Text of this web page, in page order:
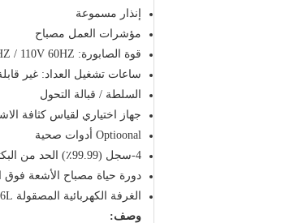
إنذار مسموعة
مؤشرات العمل مصباح
قوة الصابورة: 220V 50HZ / 110V 60HZ
ساعات تشغيل العداد: غير قابلة
السلطة / قبالة التحول
جهاز اختياري لقياس كثافة
Optioonal أدوات صحية
4-سجل (99.99٪) الحد من البكتيريا والفيروسات والخلايا البروتوزوية
دورة حياة مصباح الأشعة فوق
الغرفة الكهربائية المصقولة SUS304 / 316L مفاعل
وصف: